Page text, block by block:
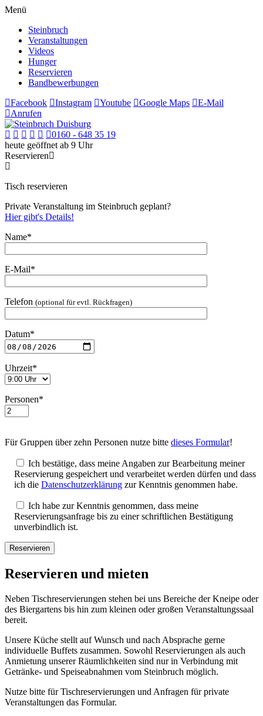
Menü
Steinbruch
Veranstaltungen
Videos
Hunger
Reservieren
Bandbewerbungen
Facebook
Instagram Youtube Google Maps
E-Mail
Anrufen
0160 - 648 35 19
heute geöffnet ab 9 Uhr
Reservieren
Tisch reservieren
Private Veranstaltung im Steinbruch geplant?
Hier gibt's Details!
Name*
E-Mail*
Telefon (optional für evtl. Rückfragen)
Datum*
Uhrzeit*
Personen*
Für Gruppen über zehn Personen nutze bitte dieses Formular!
Ich bestätige, dass meine Angaben zur Bearbeitung meiner
Reservierung gespeichert und verarbeitet werden dürfen und dass
ich die Datenschutzerklärung zur Kenntnis genommen habe.
Ich habe zur Kenntnis genommen, dass meine
Reservierungsanfrage bis zu einer schriftlichen Bestätigung
unverbindlich ist.
Reservieren und mieten
Neben Tischreservierungen stehen bei uns Bereiche der Kneipe oder
des Biergartens bis hin zum kleinen oder großen Veranstaltungssaal
bereit.
Unsere Küche stellt auf Wunsch und nach Absprache gerne
individuelle Buffets zusammen. Sowohl Reservierungen als auch
Anmietung unserer Räumlichkeiten sind nur in Verbindung mit
Getränke- und Speiseabnahmen vom Steinbruch möglich.
Nutze bitte für Tischreservierungen und Anfragen für private
Veranstaltungen das Formular.